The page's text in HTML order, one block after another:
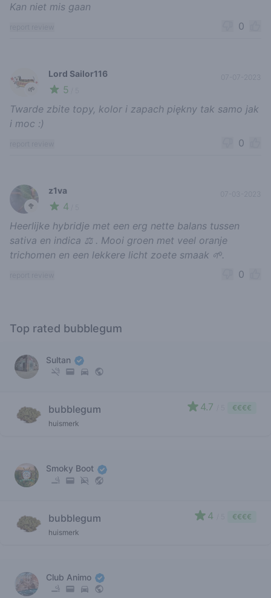
Kan niet mis gaan
0
🌱
Lord Sailor116
5
07-07-2023
Twarde zbite topy, kolor i zapach piękny tak samo jak
i moc :)
0
🥦
z1va
4
07-03-2023
Heerlijke hybridje met een erg nette balans tussen
sativa en indica ⚖ . Mooi groen met veel oranje
trichomen en een lekkere licht zoete smaak 🌱.
0
Top rated bubblegum
Sultan
bubblegum
huismerk
4.7 €€€€
Smoky Boot
bubblegum
huismerk
4 €€€€
Club Animo